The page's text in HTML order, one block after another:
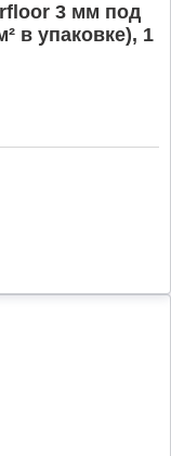
3 мм под
в упаковке), 1